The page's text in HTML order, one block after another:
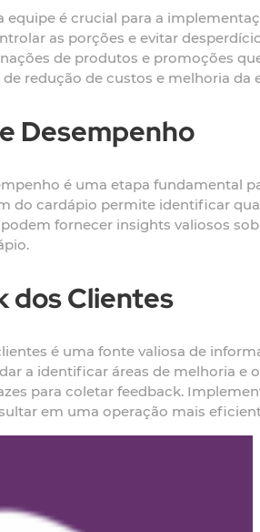
equipe é crucial para a
as porções e evitar
de produtos e promoções
redução de custos e melhoria da
Desempenho
é uma etapa fundamental
do cardápio permite identificar
fornecer insights valiosos
dos Clientes
é uma fonte valiosa de
a identificar áreas de melhoria e
para coletar feedback.
em uma operação mais